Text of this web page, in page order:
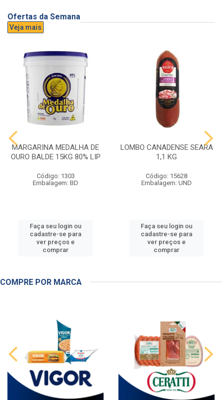
Ofertas da Semana
Veja mais
MARGARINA MEDALHA DE
OURO BALDE 15KG 80% LIP
Código: 1303
Embalagem: BD
Faça seu login ou
cadastre-se para
ver preços e
comprar
LOMBO CANADENSE SEARA
1,1 KG
Código: 15628
Embalagem: UND
Faça seu login ou
cadastre-se para
ver preços e
comprar
COMPRE POR MARCA